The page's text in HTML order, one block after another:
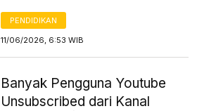
PENDIDIKAN
11/06/2026, 6:53 WIB
Banyak Pengguna Youtube
Unsubscribed dari Kanal